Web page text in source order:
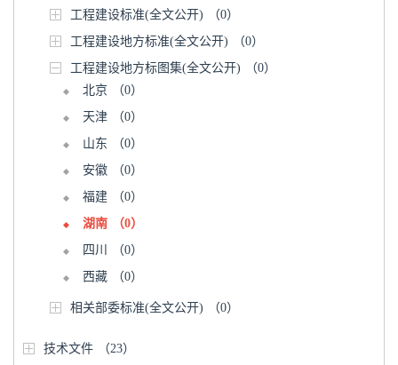
工程建设标准(全文公开)
（0）
工程建设地方标准(全文公开)
（0）
工程建设地方标图集(全文公开)
（0）
北京
（0）
天津
（0）
山东
（0）
安徽
（0）
福建
（0）
湖南
（0）
四川
（0）
西藏
（0）
相关部委标准(全文公开) （0）
技术文件 （23）